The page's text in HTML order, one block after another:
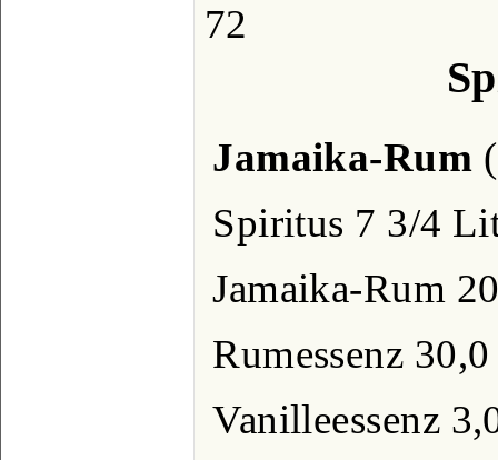
72
Jamaika-Rum
Spiritus 7 3/4
Jamaika-Rum
Rumessenz 30,0
Vanilleessenz